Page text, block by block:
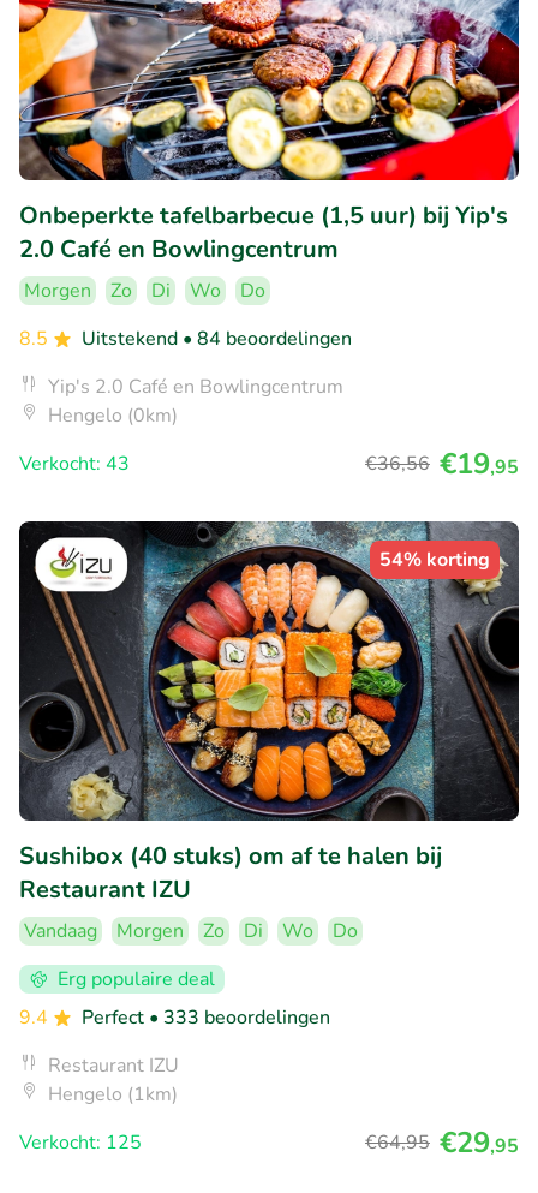
Onbeperkte tafelbarbecue (1,5 uur) bij Yip's
2.0 Café en Bowlingcentrum
Morgen Zo Di Wo
Do
8.5
Uitstekend • 84 beoordelingen
Yip's 2.0 Café en Bowlingcentrum
Hengelo (0km)
Verkocht: 43
€36,56 €19,95
54% korting
Sushibox (40 stuks) om af te halen bij
Restaurant IZU
Vandaag Morgen Zo Di Wo
Do
Erg populaire deal
9.4
Perfect • 333 beoordelingen
Restaurant IZU
Hengelo (1km)
Verkocht: 125
€64,95 €29,95